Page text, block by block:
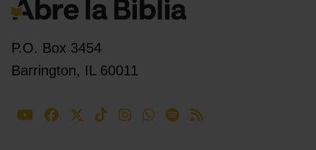
P.O. Box 3454
Barrington, IL 60011